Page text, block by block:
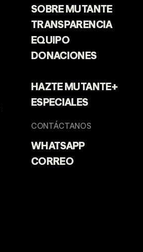
SOBRE MUTANTE
TRANSPARENCIA
EQUIPO
DONACIONES
HAZTE MUTANTE+
ESPECIALES
CONTÁCTANOS
WHATSAPP
CORREO